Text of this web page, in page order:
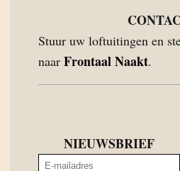
Stuur uw loftuitingen en
naar Frontaal Naakt.
NIEUWSBRIEF